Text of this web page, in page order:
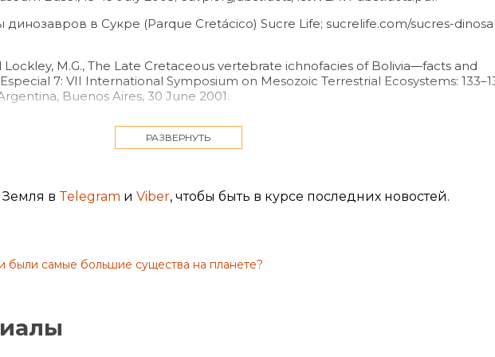
в Сукре (Parque Cretácico) Sucre Life; sucrelife.com/sucres-
Lockley, M.G., The Late Cretaceous vertebrate ichnofacies of Bolivia—facts and
7: VII International Symposium on Mesozoic Terrestrial Ecosystems:
Buenos Aires, 30 June 2001.
3, Meyer, ref. 3.
(пиковый этап Потопа) в библейской геологической модели Тасмана Уокера;
Challenges and Mysteries: How the Genesis Flood makes sense of dinosaur
and scavenged bones, Creation Book Publishers, 2011;creation.com/s/10-2-582
РАЗВЕРНУТЬ
в Telegram иViber, чтобы быть в курсе последних новостей.
были самые большие существа на планете?